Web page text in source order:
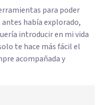
para poder
había explorado,
introducir en mi vida
te hace más fácil el
acompañada y